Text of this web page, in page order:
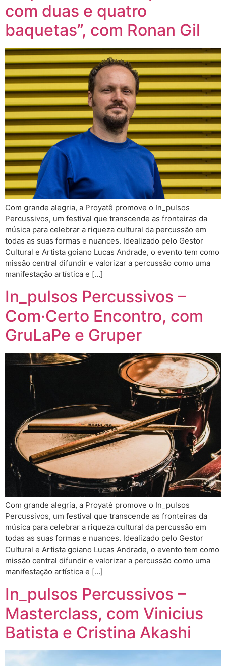
com duas e quatro
baquetas”, com Ronan Gil
Com grande alegria, a Proyatê promove o In_pulsos
Percussivos, um festival que transcende as fronteiras da
música para celebrar a riqueza cultural da percussão em
todas as suas formas e nuances. Idealizado pelo Gestor
Cultural e Artista goiano Lucas Andrade, o evento tem como
missão central difundir e valorizar a percussão como uma
manifestação artística e […]
In_pulsos Percussivos –
Com·Certo Encontro, com
GruLaPe e Gruper
Com grande alegria, a Proyatê promove o In_pulsos
Percussivos, um festival que transcende as fronteiras da
música para celebrar a riqueza cultural da percussão em
todas as suas formas e nuances. Idealizado pelo Gestor
Cultural e Artista goiano Lucas Andrade, o evento tem como
missão central difundir e valorizar a percussão como uma
manifestação artística e […]
In_pulsos Percussivos –
Masterclass, com Vinicius
Batista e Cristina Akashi